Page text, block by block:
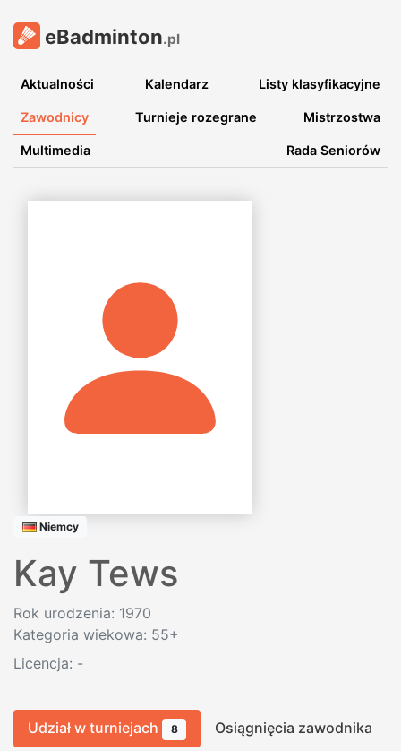
eBadminton.pl
Aktualności Kalendarz Listy klasyfikacyjne
Zawodnicy Turnieje rozegrane Mistrzostwa
Multimedia Rada Seniorów
Niemcy
Kay Tews
Rok urodzenia: 1970
Kategoria wiekowa: 55+
Licencja: -
Udział w turniejach 8 Osiągnięcia zawodnika